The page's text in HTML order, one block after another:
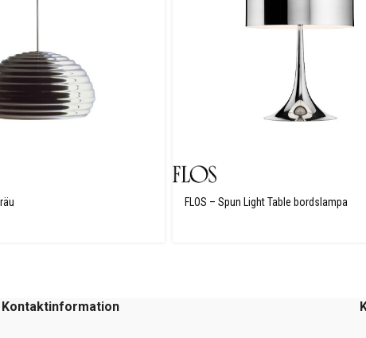
FLOS – Spun Light Table bordslampa
Kontaktinformation